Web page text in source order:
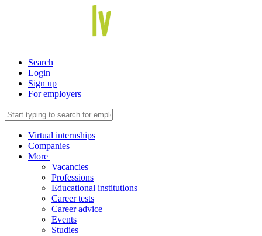
Search
Login
Sign up
For employers
Virtual internships
Companies
More
Vacancies
Professions
Educational institutions
Career tests
Career advice
Events
Studies